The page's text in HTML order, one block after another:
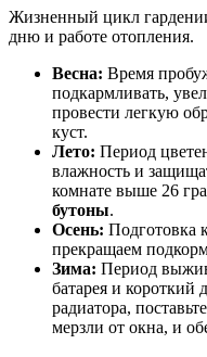
Жизненный цикл
дню и работе отопления.
Весна: Время
подкармливать,
провести легкую
куст.
Лето: Период
влажность и
комнате выше 26
бутоны.
Осень: Подготовка
прекращаем
Зима: Период
батарея и короткий
радиатора,
мерзли от окна, и